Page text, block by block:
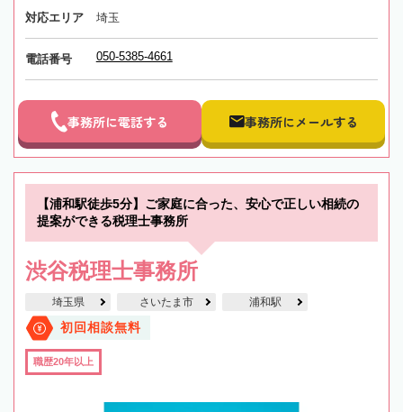
対応エリア 埼玉
電話番号 050-5385-4661
事務所に電話する 事務所にメールする
【浦和駅徒歩5分】ご家庭に合った、安心で正しい相続の
提案ができる税理士事務所
渋谷税理士事務所
埼玉県 さいたま市 浦和駅
初回相談無料
職歴20年以上